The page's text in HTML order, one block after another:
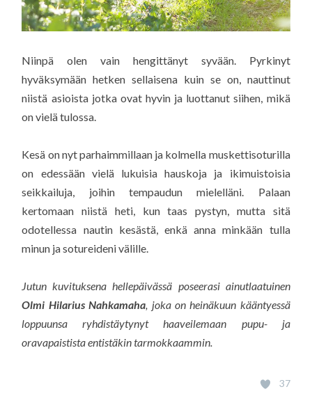
Niinpä olen vain hengittänyt syvään. Pyrkinyt
hyväksymään hetken sellaisena kuin se on, nauttinut
niistä asioista jotka ovat hyvin ja luottanut siihen, mikä
on vielä tulossa.
Kesä on nyt parhaimmillaan ja kolmella muskettisoturilla
on edessään vielä lukuisia hauskoja ja ikimuistoisia
seikkailuja, joihin tempaudun mielelläni. Palaan
kertomaan niistä heti, kun taas pystyn, mutta sitä
odotellessa nautin kesästä, enkä anna minkään tulla
minun ja sotureideni välille.
Jutun kuvituksena hellepäivässä poseerasi ainutlaatuinen
Olmi Hilarius Nahkamaha, joka on heinäkuun kääntyessä
loppuunsa ryhdistäytynyt haaveilemaan pupu- ja
oravapaistista entistäkin tarmokkaammin.
37